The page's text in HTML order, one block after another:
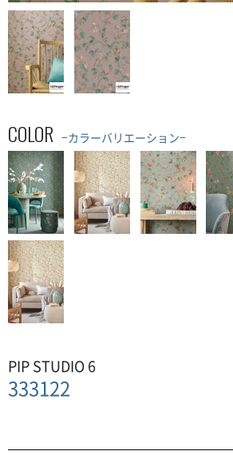
COLOR −カラーバリエーション−
PIP STUDIO 6
333122